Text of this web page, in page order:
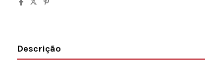
Descrição